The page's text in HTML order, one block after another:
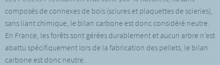
composés de connexes de bois (sciures et plaquettes de scieries),
sans liant chimique, le bilan carbone est donc considéré neutre.
En France, les forêts sont gérées durablement et aucun arbre n’est
abattu spécifiquement lors de la fabrication des pellets, le bilan
carbone est donc neutre.